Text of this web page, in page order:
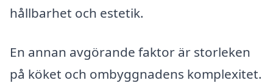
hållbarhet och estetik.
En annan avgörande faktor är storleken
på köket och ombyggnadens komplexitet.